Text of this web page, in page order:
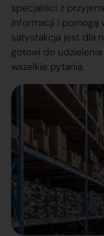
specjaliści z
informacji i pomogą
satysfakcja jest dla
gotowi do
wszelkie pytania.